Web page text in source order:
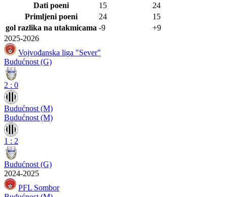
Dati poeni
15
24
Primljeni poeni
24
15
gol razlika na utakmicama -9
+9
2025-2026
Vojvođanska liga "Sever"
Budućnost (G)
2 : 0
Budućnost (M)
Budućnost (M)
1 : 2
Budućnost (G)
2024-2025
PFL Sombor